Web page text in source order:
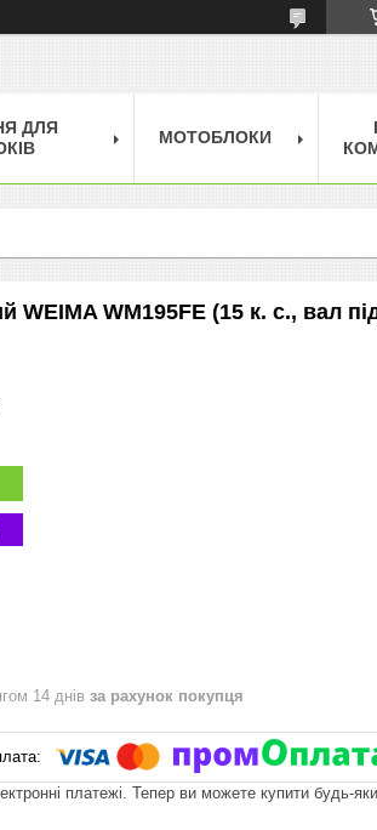
ДЛЯ
МОТОБЛОКИ
WEIMA WM195FE (15 к. с., вал
14 днів за рахунок покупця
платежі. Тепер ви можете купити будь-